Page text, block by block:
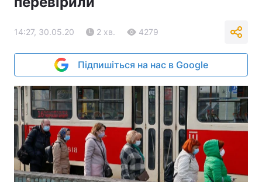
14:27, 30.05.20 2 хв. 4279
Підпишіться на нас в Google